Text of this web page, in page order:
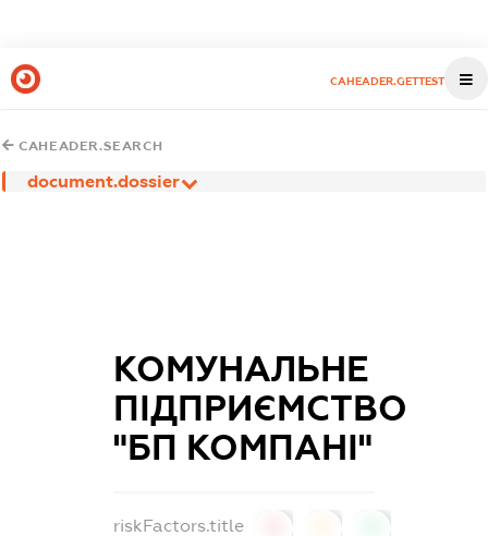
CAHEADER.GETTEST
CAHEADER.SEARCH
document.dossier
КОМУНАЛЬНЕ
ПІДПРИЄМСТВО
"БП КОМПАНІ"
riskFactors.title